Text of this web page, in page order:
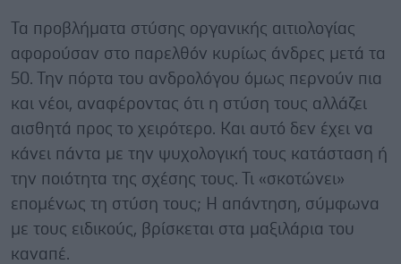
Τα προβλήματα στύσης οργανικής αιτιολογίας
αφορούσαν στο παρελθόν κυρίως άνδρες μετά τα
50. Την πόρτα του ανδρολόγου όμως περνούν πια
και νέοι, αναφέροντας ότι η στύση τους αλλάζει
αισθητά προς το χειρότερο. Και αυτό δεν έχει να
κάνει πάντα με την ψυχολογική τους κατάσταση ή
την ποιότητα της σχέσης τους. Τι «σκοτώνει»
επομένως τη στύση τους; Η απάντηση, σύμφωνα
με τους ειδικούς, βρίσκεται στα μαξιλάρια του
καναπέ.